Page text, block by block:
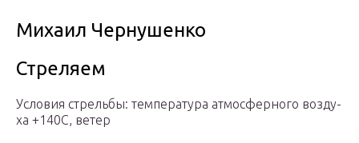
Михаил Чернушенко
Стре­ля­ем
Ус­ло­вия стрель­бы: тем­пе­ра­ту­ра ат­мо­сфер­но­го воз­ду­
ха +140С, ве­тер